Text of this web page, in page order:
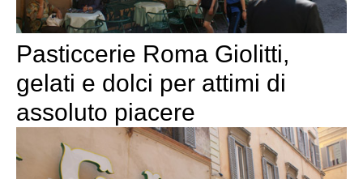
Pasticcerie Roma Giolitti,
gelati e dolci per attimi di
assoluto piacere